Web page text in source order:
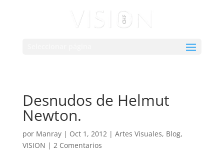
Desnudos de Helmut
Newton.
por Manray| Oct 1, 2012| Artes Visuales, Blog,
VISION | 2 Comentarios